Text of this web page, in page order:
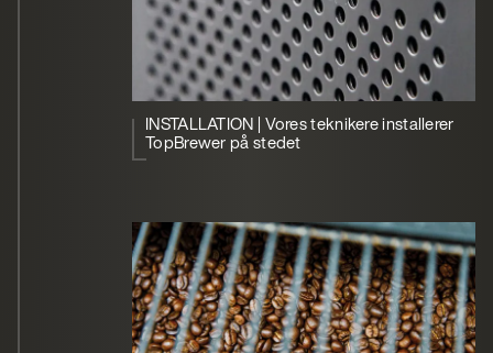
INSTALLATION | Vores teknikere installerer
TopBrewer på stedet